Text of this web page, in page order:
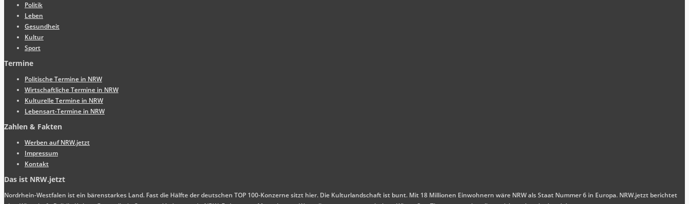
Politik
Leben
Gesundheit
Kultur
Sport
Termine
Politische Termine in NRW
Wirtschaftliche Termine in NRW
Kulturelle Termine in NRW
Lebensart-Termine in NRW
Zahlen & Fakten
Werben auf NRW.jetzt
Impressum
Kontakt
Das ist NRW.jetzt
Nordrhein-Westfalen ist ein bärenstarkes Land. Fast die Hälfte der deutschen TOP 100-Konzerne sitzt hier. Die Kulturlandschaft ist bunt. Mit 18 Millionen Einwohnern wäre NRW als Staat Nummer 6 in Europa. NRW.jetzt berichtet